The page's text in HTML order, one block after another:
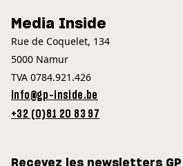
Media Inside
Rue de Coquelet, 134
5000 Namur
TVA 0784.921.426
info@gp-inside.be
+32 (0)81 20 83 97
Recevez les newsletters